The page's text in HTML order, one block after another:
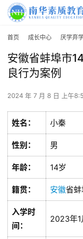
首页 成长中心 厌学弃
安徽省蚌埠市
良行为案例
2024 年 7 月 8 日 上午
姓名： 小秦
性别： 男
年龄： 14岁
籍贯： 安徽省
入学时
间：
2023年1